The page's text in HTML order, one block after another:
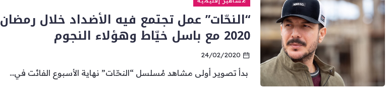
“النحّات” عمل تجتمع فيه الأضداد خلال رمضان
2020 مع باسل خيّاط وهؤلاء النجوم
24/02/2020
بدأ تصوير أولى مشاهد مُسلسل “النحّات” نهاية الأسبوع الفائت في...